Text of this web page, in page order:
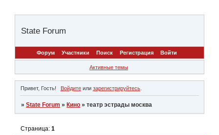
State Forum
Форум Участники Поиск Регистрация Войти
Активные темы
Привет, Гость! Войдитеили зарегистрируйтесь.
»State Forum » Кино »театр эстрады москва
Страница:1